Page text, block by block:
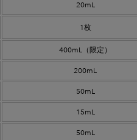
20mL
1枚
400mL（限定）
200mL
50mL
15mL
50mL